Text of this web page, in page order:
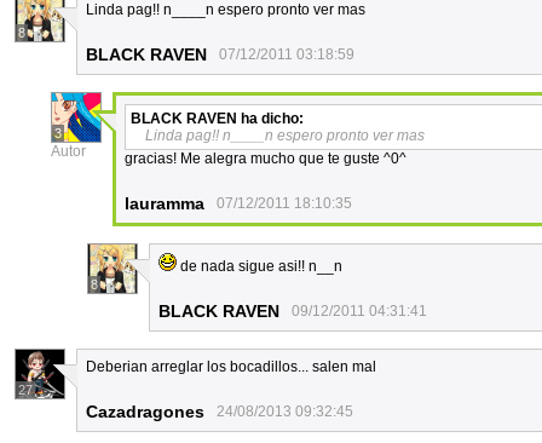
8
Linda pag!! n____n espero pronto ver mas
BLACK RAVEN 07/12/2011 03:18:59
3
Autor
BLACK RAVEN ha dicho:
Linda pag!! n____n espero pronto ver mas
gracias! Me alegra mucho que te guste ^0^
lauramma 07/12/2011 18:10:35
8
de nada sigue asi!! n__n
BLACK RAVEN 09/12/2011 04:31:41
27
Deberian arreglar los bocadillos... salen mal
Cazadragones 24/08/2013 09:32:45